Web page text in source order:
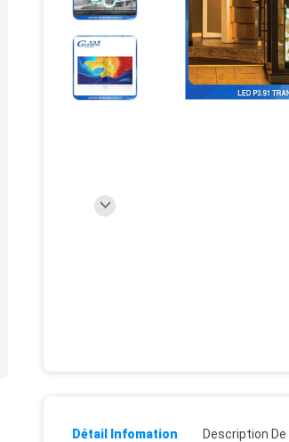
Détail Infomation Description